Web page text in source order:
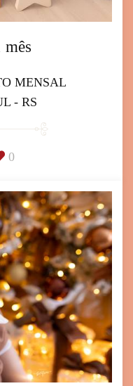
MENSAL
- RS
0